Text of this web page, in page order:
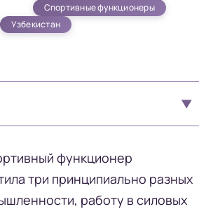
Спортивные функционеры
Узбекистан
▼
функционер
три принципиально разных
работу в силовых